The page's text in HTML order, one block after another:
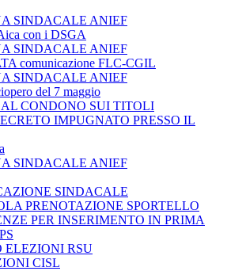
SINDACALE ANIEF
con i DSGA
SINDACALE ANIEF
comunicazione FLC-CGIL
SINDACALE ANIEF
del 7 maggio
CONDONO SUI TITOLI
IMPUGNATO PRESSO IL
SINDACALE ANIEF
SINDACALE
PRENOTAZIONE SPORTELLO
PER INSERIMENTO IN PRIMA
ELEZIONI RSU
CISL